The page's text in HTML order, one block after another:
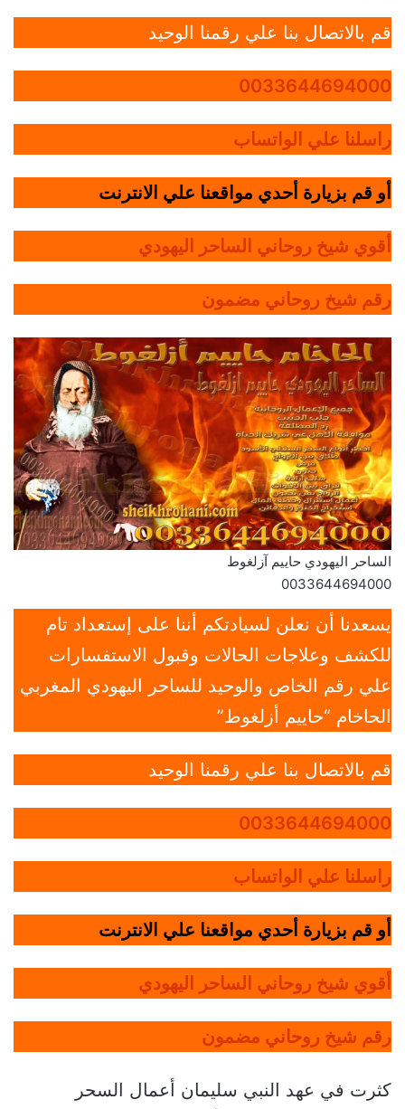
قم بالاتصال بنا علي رقمنا الوحيد
0033644694000
راسلنا علي الواتساب
أو قم بزيارة أحدي مواقعنا علي الانترنت
أقوي شيخ روحاني الساحر اليهودي
رقم شيخ روحاني مضمون
الساحر اليهودي حاييم آزلغوط
0033644694000
يسعدنا أن نعلن لسيادتكم أننا على إستعداد تام
للكشف وعلاجات الحالات وقبول الاستفسارات
علي رقم الخاص والوحيد للساحر اليهودي المغربي
الحاخام “حاييم أزلغوط”
قم بالاتصال بنا علي رقمنا الوحيد
0033644694000
راسلنا علي الواتساب
أو قم بزيارة أحدي مواقعنا علي الانترنت
أقوي شيخ روحاني الساحر اليهودي
رقم شيخ روحاني مضمون
كثرت في عهد النبي سليمان أعمال السحر